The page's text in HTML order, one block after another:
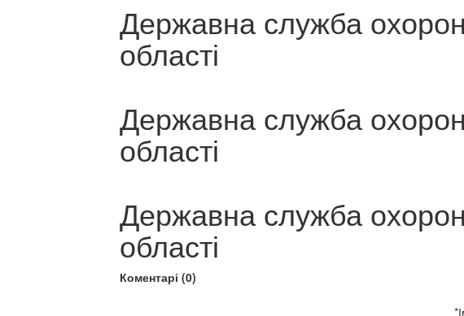
Державна служба
області
Державна служба
області
Державна служба
області
Коментарі (0)
*